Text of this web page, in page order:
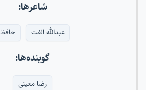
شاعرها:
عبدالله الفت حافظ
گوینده‌ها:
رضا معینی